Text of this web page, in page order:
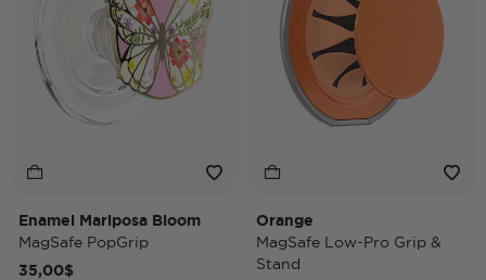
Enamel Mariposa Bloom
MagSafe PopGrip
35,00$
Orange
MagSafe Low-Pro Grip &
Stand